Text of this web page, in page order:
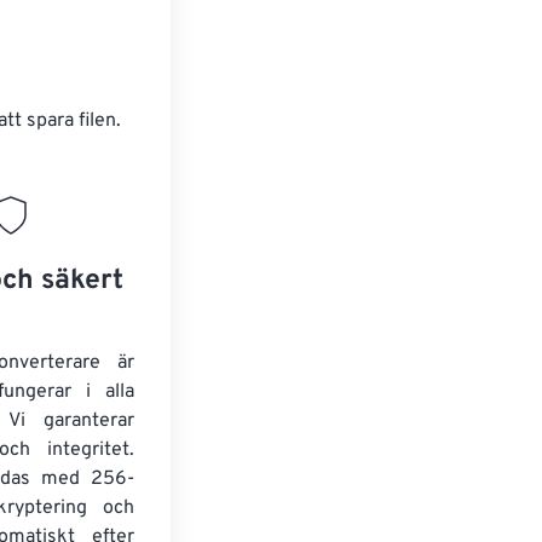
spara filen.
säkert
är
i alla
Vi garanterar
integritet.
med 256-
och
efter